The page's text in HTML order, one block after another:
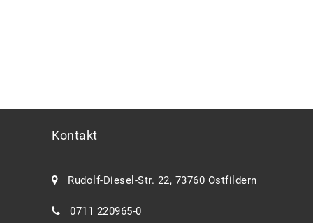
Kontakt
Rudolf-Diesel-Str. 22, 73760 Ostfildern
0711 220965-0